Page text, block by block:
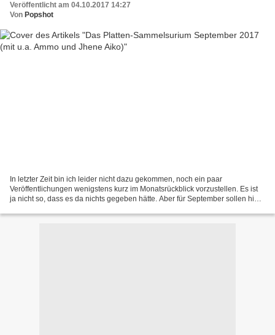
Veröffentlicht am 04.10.2017 14:27
Von Popshot
In letzter Zeit bin ich leider nicht dazu gekommen, noch ein paar
Veröffentlichungen wenigstens kurz im Monatsrückblick vorzustellen. Es ist
ja nicht so, dass es da nichts gegeben hätte. Aber für September sollen hier